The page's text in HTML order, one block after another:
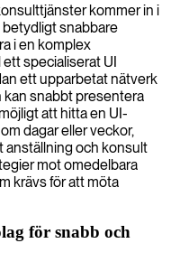
kommer in i
betydligt snabbare
i en komplex
specialiserat UI
ett upparbetat nätverk
kan snabbt presentera
att hitta en UI-
dagar eller veckor,
anställning och konsult
mot omedelbara
krävs för att möta
för snabb och